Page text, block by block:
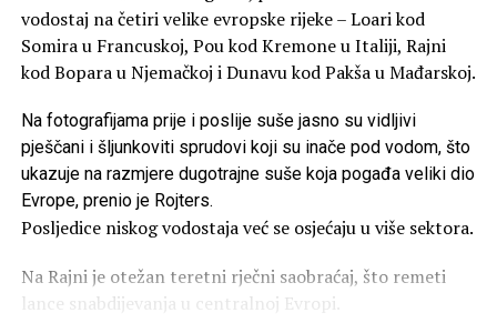
Odluka Pentagona izazvala je kritike pojedinih članova
Kongresa i organizacija za nadzor rada vlade.
izvještaja o problemima u vojnim sistemima moglo da
ugrozi živote pripadnika vojske i da dovede do
nepotrebnog trošenja novca poreskih obveznika.
Pentagon je ranije ove godine već smanjio kapacitete
Ministarstva odbrane, prenosi Tanjug.
vodostaj na četiri velike evropske rijeke – Loari kod
Somira u Francuskoj, Pou kod Kremone u Italiji, Rajni
kod Bopara u Njemačkoj i Dunavu kod Pakša u Mađarskoj.
Na fotografijama prije i poslije suše jasno su vidljivi
pješčani i šljunkoviti sprudovi koji su inače pod vodom, što
ukazuje na razmjere dugotrajne suše koja pogađa veliki dio
Evrope, prenio je Rojters.
Posljedice niskog vodostaja već se osjećaju u više sektora.
Na Rajni je otežan teretni rječni saobraćaj, što remeti
lance snabdijevanja u centralnoj Evropi.